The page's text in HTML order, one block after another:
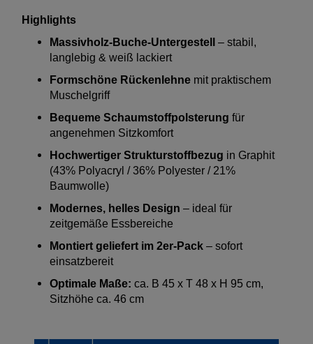
Highlights
Massivholz-Buche-Untergestell
– stabil,
langlebig & weiß lackiert
Formschöne Rückenlehne mit praktischem
Muschelgriff
Bequeme Schaumstoffpolsterung für
angenehmen Sitzkomfort
Hochwertiger Strukturstoffbezug in Graphit
(43% Polyacryl / 36% Polyester / 21%
Baumwolle)
Modernes, helles Design – ideal für
zeitgemäße Essbereiche
Montiert geliefert im 2er-Pack – sofort
einsatzbereit
Optimale Maße: ca. B 45 x T 48 x H 95 cm,
Sitzhöhe ca. 46 cm